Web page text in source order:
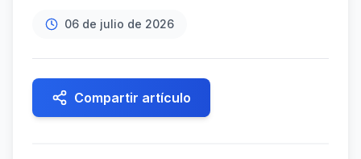
06 de julio de 2026
Compartir artículo